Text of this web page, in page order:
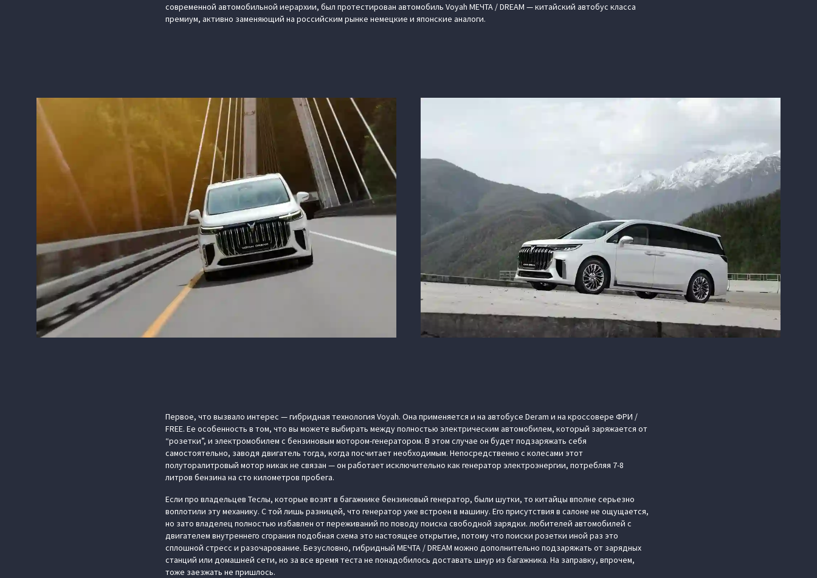
современной автомобильной иерархии, был протестирован автомобиль Voyah МЕЧТА / DREAM — китайский автобус класса
премиум, активно заменяющий на российским рынке немецкие и японские аналоги.
Первое, что вызвало интерес — гибридная технология Voyah. Она применяется и на автобусе Deram и на кроссовере ФРИ /
FREE. Ее особенность в том, что вы можете выбирать между полностью электрическим автомобилем, который заряжается от
“розетки”, и электромобилем с бензиновым мотором-генератором. В этом случае он будет подзаряжать себя
самостоятельно, заводя двигатель тогда, когда посчитает необходимым. Непосредственно с колесами этот
полуторалитровый мотор никак не связан — он работает исключительно как генератор электроэнергии, потребляя 7-8
литров бензина на сто километров пробега.
Если про владельцев Теслы, которые возят в багажнике бензиновый генератор, были шутки, то китайцы вполне серьезно
воплотили эту механику. С той лишь разницей, что генератор уже встроен в машину. Его присутствия в салоне не ощущается,
но зато владелец полностью избавлен от переживаний по поводу поиска свободной зарядки. любителей автомобилей с
двигателем внутреннего сгорания подобная схема это настоящее открытие, потому что поиски розетки иной раз это
сплошной стресс и разочарование. Безусловно, гибридный МЕЧТА / DREAM можно дополнительно подзаряжать от зарядных
станций или домашней сети, но за все время теста не понадобилось доставать шнур из багажника. На заправку, впрочем,
тоже заезжать не пришлось.